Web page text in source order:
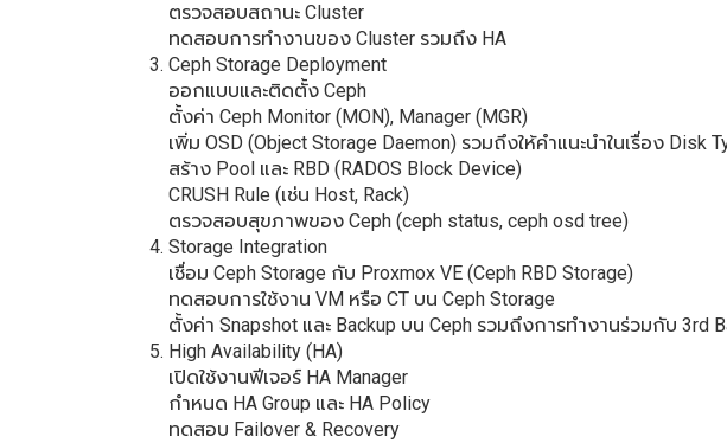
ตรวจสอบสถานะ Cluster
ทดสอบการทำงานของ Cluster รวมถึง HA
Ceph Storage Deployment
ออกแบบและติดตั้ง Ceph
ตั้งค่า Ceph Monitor (MON), Manager (MGR)
เพิ่ม OSD (Object Storage Daemon) รวมถึงให้คำแนะนำในเรื่อง Disk
สร้าง Pool และ RBD (RADOS Block Device)
CRUSH Rule (เช่น Host, Rack)
ตรวจสอบสุขภาพของ Ceph (ceph status, ceph osd tree)
Storage Integration
เชื่อม Ceph Storage กับ Proxmox VE (Ceph RBD Storage)
ทดสอบการใช้งาน VM หรือ CT บน Ceph Storage
ตั้งค่า Snapshot และ Backup บน Ceph รวมถึงการทำงานร่วมกับ 3rd
High Availability (HA)
เปิดใช้งานฟีเจอร์ HA Manager
กำหนด HA Group และ HA Policy
ทดสอบ Failover & Recovery